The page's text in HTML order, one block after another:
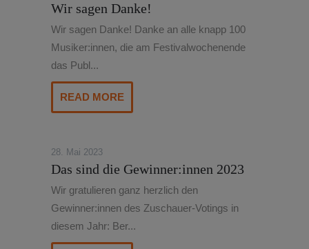
Wir sagen Danke!
Wir sagen Danke! Danke an alle knapp 100
Musiker:innen, die am Festivalwochenende
das Publ...
READ MORE
28. Mai 2023
Das sind die Gewinner:innen 2023
Wir gratulieren ganz herzlich den
Gewinner:innen des Zuschauer-Votings in
diesem Jahr: Ber...